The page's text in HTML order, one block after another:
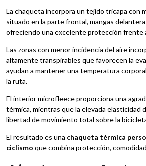
La chaqueta incorpora un tejido tricapa con
situado en la parte frontal, mangas
ofreciendo una excelente protección frente
Las zonas con menor incidencia del aire
altamente transpirables que favorecen la
ayudan a mantener una temperatura
la ruta.
El interior microfleece proporciona una
térmica, mientras que la elevada elasticidad
libertad de movimiento total sobre la
El resultado es una chaqueta térmica
ciclismo que combina protección,